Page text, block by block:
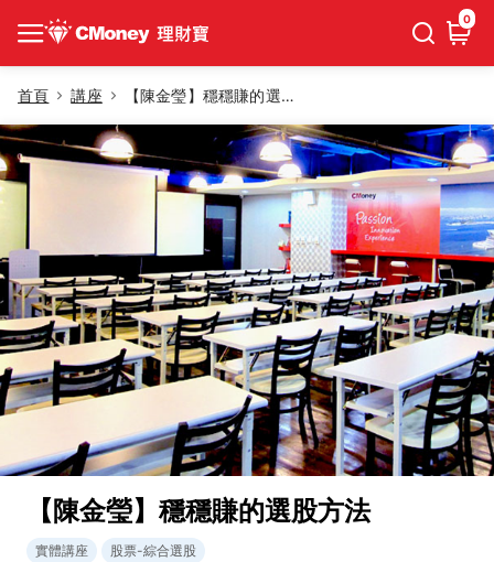
0
首頁 講座 【陳金瑩】穩穩賺的選股方法
【陳金瑩】穩穩賺的選股方法
實體講座 股票-綜合選股